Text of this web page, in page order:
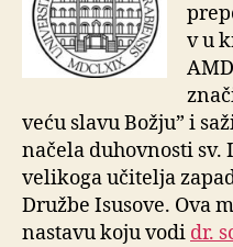
v u
veću slavu Božju” i
načela duhovnosti sv.
velikoga učitelja
Družbe Isusove. Ova
nastavu koju vodi dr.